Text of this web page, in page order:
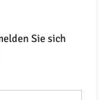
Sie sich